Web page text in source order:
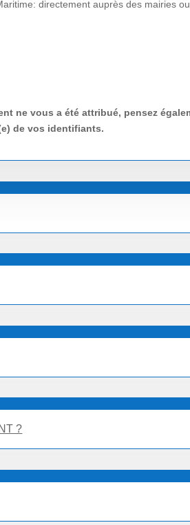
directement auprès des mairies
ne vous a été attribué, pensez
de vos identifiants.
?